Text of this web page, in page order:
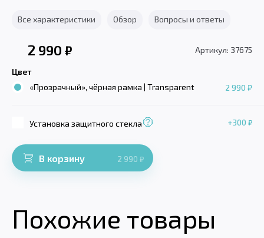
Все характеристики Обзор Вопросы и ответы
2 990 ₽ Артикул: 37675
Цвет
«Прозрачный», чёрная рамка | Transparent
2 990 ₽
Установка защитного стекла +300 ₽
В корзину 2 990 ₽
Похожие товары